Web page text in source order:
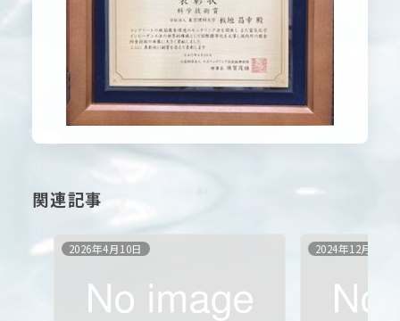
関連記事
2026年4月10日 2024年12月12日